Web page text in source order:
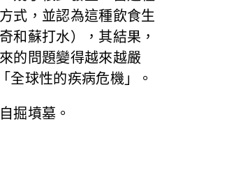
式，並認為這種飲食生
和蘇打水），其結果，
的問題變得越來越嚴
球性的疾病危機」。
掘墳墓。